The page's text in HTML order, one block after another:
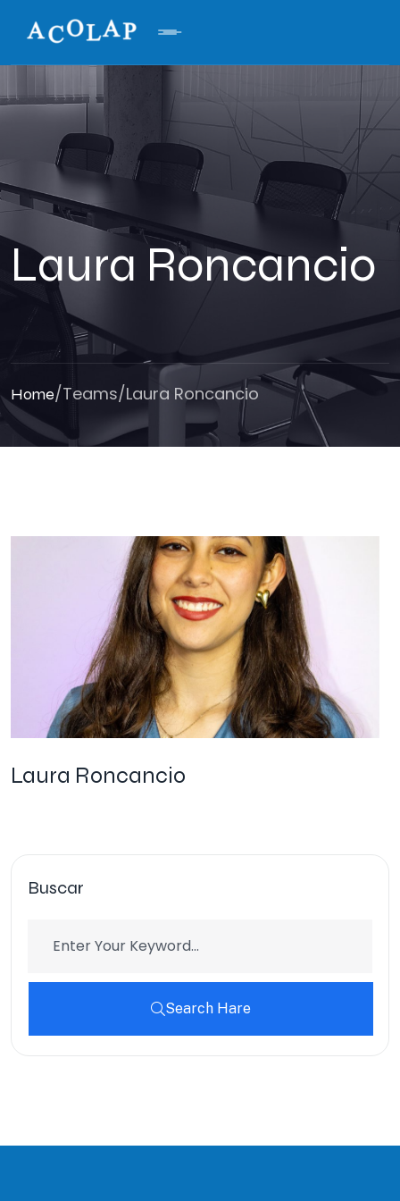
Laura Roncancio
Home/Teams/Laura Roncancio
Laura Roncancio
Buscar
Search Hare